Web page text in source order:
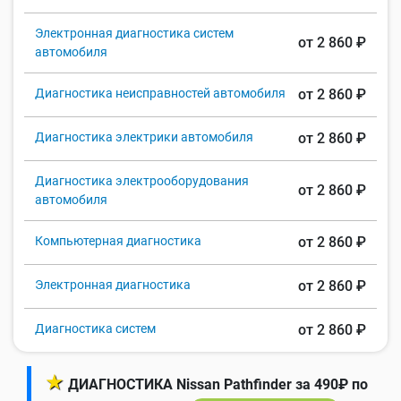
Электронная диагностика систем
автомобиля
от 2 860 ₽
Диагностика неисправностей автомобиля от 2 860 ₽
Диагностика электрики автомобиля от 2 860 ₽
Диагностика электрооборудования
автомобиля
от 2 860 ₽
Компьютерная диагностика от 2 860 ₽
Электронная диагностика от 2 860 ₽
Диагностика систем от 2 860 ₽
★ ДИАГНОСТИКА Nissan Pathfinder за 490₽ по